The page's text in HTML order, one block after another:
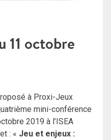
11 octobre
à Proxi-Jeux
mini-conférence
2019 à l’ISEA
: « Jeu et enjeux :